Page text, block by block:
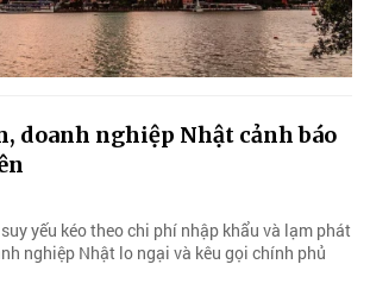
doanh nghiệp Nhật cảnh báo
yếu kéo theo chi phí nhập khẩu và lạm phát
nghiệp Nhật lo ngại và kêu gọi chính phủ